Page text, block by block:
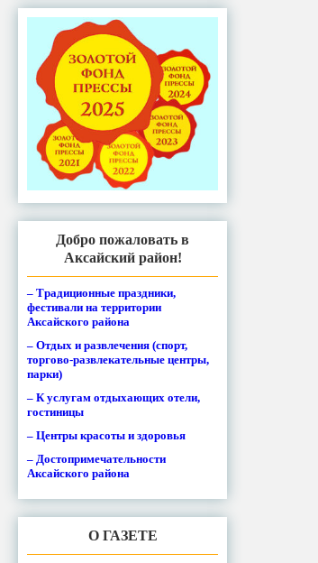
Добро пожаловать в
Аксайский район!
– Традиционные праздники,
фестивали на территории
Аксайского района
– Отдых и развлечения (спорт,
торгово-развлекательные центры,
парки)
– К услугам отдыхающих отели,
гостиницы
– Центры красоты и здоровья
– Достопримечательности
Аксайского района
О ГАЗЕТЕ